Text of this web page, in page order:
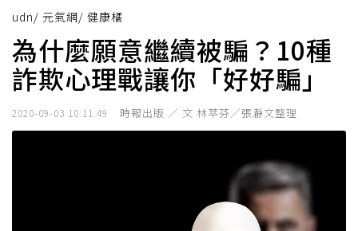
udn/ 元氣網/ 健康橘
為什麼願意繼續被騙？10種
詐欺心理戰讓你「好好騙」
2020-09-03 10:11:49 時報出版 ／ 文 林萃芬／張瀞文整理